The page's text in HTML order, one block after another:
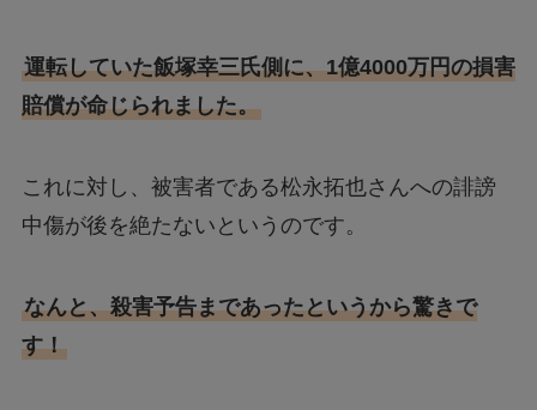
運転していた飯塚幸三氏側に、1億4000万円の損害
賠償が命じられました。
これに対し、被害者である松永拓也さんへの誹謗
中傷が後を絶たないというのです。
なんと、殺害予告まであったというから驚きで
す！